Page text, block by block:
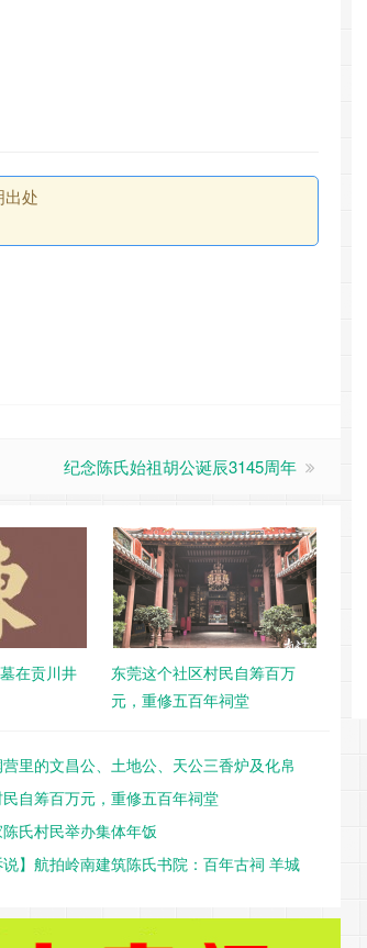
出处
纪念陈氏始祖胡公诞辰3145周年
在贡川井
东莞这个社区村民自筹百万
元，重修五百年祠堂
里的文昌公、土地公、天公三香炉及化帛
自筹百万元，重修五百年祠堂
氏村民举办集体年饭
说】航拍岭南建筑陈氏书院：百年古祠 羊城